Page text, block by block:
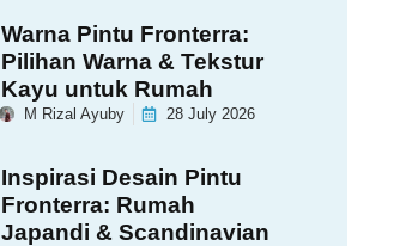
Warna Pintu Fronterra:
Pilihan Warna & Tekstur
Kayu untuk Rumah
M Rizal Ayuby 28 July 2026
Inspirasi Desain Pintu
Fronterra: Rumah
Japandi & Scandinavian